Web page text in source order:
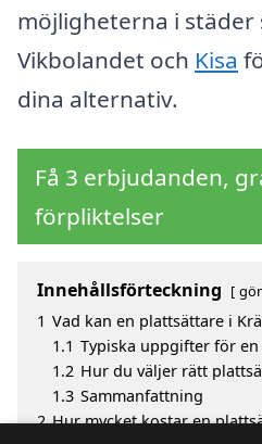
möjligheterna i städer
Vikbolandet och Kisa
dina alternativ.
Få 3 erbjudanden,
förpliktelser
Innehållsförteckning
1 Vad kan en plattsättare i
1.1 Typiska uppgifter för
1.2 Hur du väljer rätt
1.3 Sammanfattning
2 Hur mycket kostar en